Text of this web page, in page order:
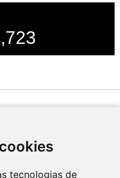
tecnologias de